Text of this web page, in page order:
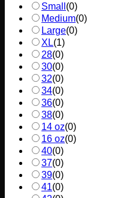
Small (0)
Medium(0)
Large(0)
XL(1)
28(0)
30(0)
32(0)
34(0)
36(0)
38(0)
14 oz(0)
16 oz(0)
40(0)
37(0)
39(0)
41(0)